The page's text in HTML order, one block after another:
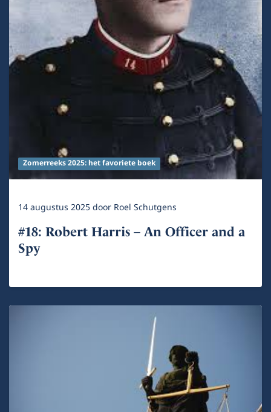
Zomerreeks 2025: het favoriete boek
14 augustus 2025door Roel Schutgens
#18: Robert Harris – An Officer and a
Spy